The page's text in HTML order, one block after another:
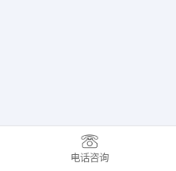
电话咨询